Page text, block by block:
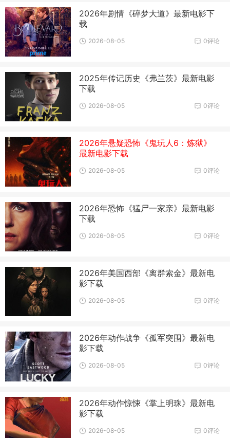
2026年剧情《碎梦大道》最新电影下
载
0评论
2026-08-05
2025年传记历史《弗兰茨》最新电影
下载
0评论
2026-08-05
2026年悬疑恐怖《鬼玩人6：炼狱》
最新电影下载
0评论
2026-08-05
2026年恐怖《猛尸一家亲》最新电影
下载
0评论
2026-08-05
2026年美国西部《离群索金》最新电
影下载
0评论
2026-08-05
2026年动作战争《孤军突围》最新电
影下载
0评论
2026-08-05
2026年动作惊悚《掌上明珠》最新电
影下载
0评论
2026-08-05